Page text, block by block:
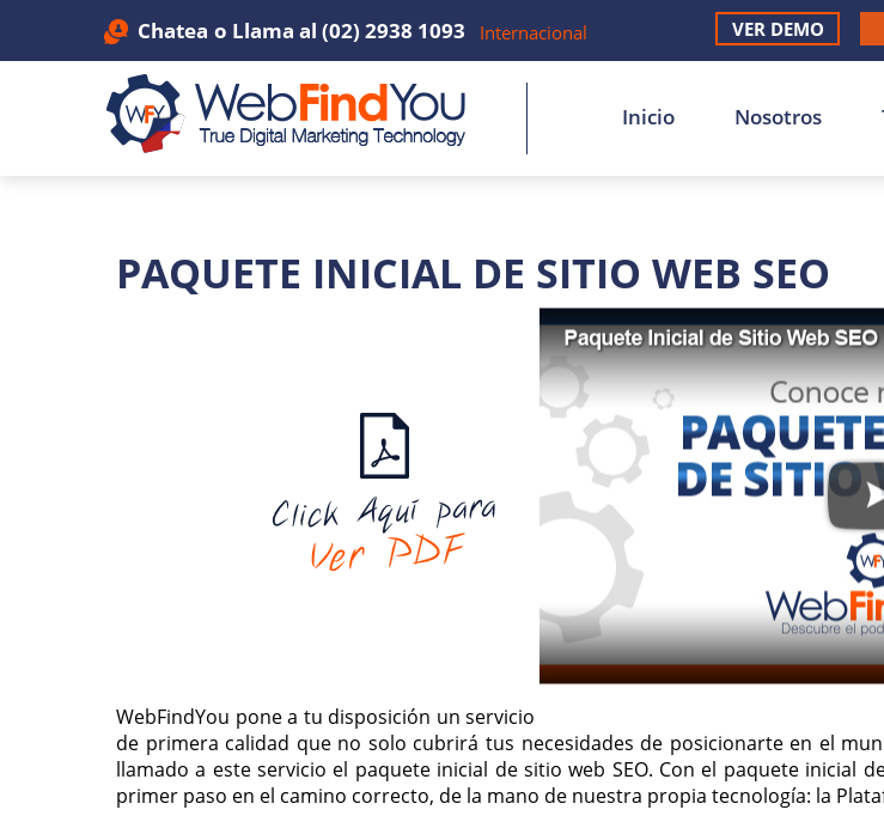
Chatea o Llama al (02) 2938 1093 Internacional VER DEMO
Inicio Nosotros
PAQUETE INICIAL DE SITIO WEB SEO
WebFindYou pone a tu disposición un servicio
de primera calidad que no solo cubrirá tus necesidades de posicionarte en el
llamado a este servicio el paquete inicial de sitio web SEO. Con el paquete inicial
primer paso en el camino correcto, de la mano de nuestra propia tecnología: la